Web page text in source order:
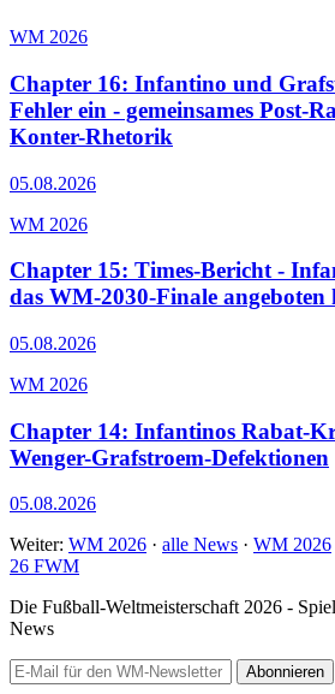
WM 2026
Chapter 16: Infantino und
Fehler ein - gemeinsames Post-
Konter-Rhetorik
05.08.2026
WM 2026
Chapter 15: Times-Bericht -
das WM-2030-Finale angeboten
05.08.2026
WM 2026
Chapter 14: Infantinos Rabat-
Wenger-Grafstroem-Defektionen
05.08.2026
Weiter: WM 2026 · alle News · WM 2026
26 FWM
Die Fußball-Weltmeisterschaft 2026 -
News
Abonnieren